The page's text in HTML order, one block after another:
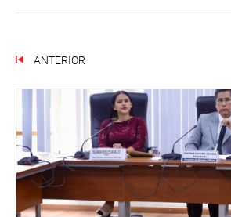
ANTERIOR